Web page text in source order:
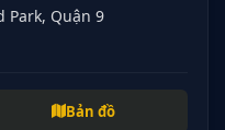
Park, Quận 9
Bản đồ